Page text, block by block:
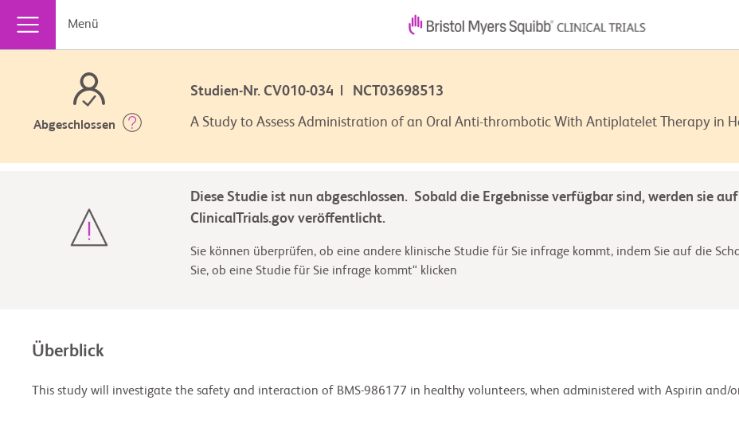
Menü
Abgeschlossen
Studien-Nr. CV010-034 | NCT03698513
A Study to Assess Administration of an Oral Anti-thrombotic With Antiplatelet Therapy in
Diese Studie ist nun abgeschlossen. Sobald die Ergebnisse verfügbar sind, werden sie auf
ClinicalTrials.gov veröffentlicht.
Sie können überprüfen, ob eine andere klinische Studie für Sie infrage kommt, indem Sie auf die
Sie, ob eine Studie für Sie infrage kommt“ klicken
Überblick
This study will investigate the safety and interaction of BMS-986177 in healthy volunteers, when administered with Aspirin and/